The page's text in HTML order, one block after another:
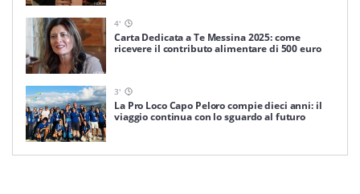
4'
Carta Dedicata a Te Messina 2025: come
ricevere il contributo alimentare di 500 euro
3'
La Pro Loco Capo Peloro compie dieci anni: il
viaggio continua con lo sguardo al futuro